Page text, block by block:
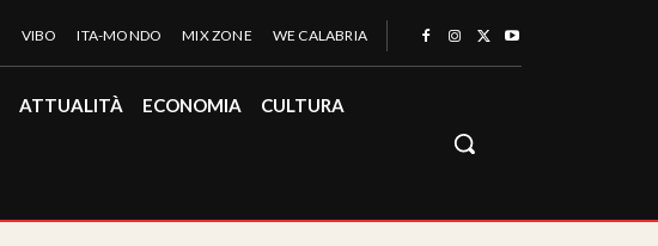
VIBO ITA-MONDO MIX ZONE WE CALABRIA
ATTUALITÀ ECONOMIA CULTURA